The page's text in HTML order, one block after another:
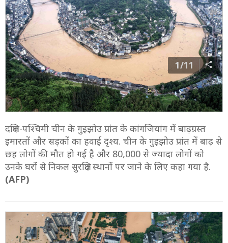
1/11
दक्षिण-पश्चिमी चीन के गुइझोउ प्रांत के कांगजियांग में बाढ़ग्रस्त
इमारतों और सड़कों का हवाई दृश्य. चीन के गुइझोउ प्रांत में बाढ़ से
छह लोगों की मौत हो गई है और 80,000 से ज्यादा लोगों को
उनके घरों से निकल सुरक्षित स्थानों पर जाने के लिए कहा गया है.
(AFP)